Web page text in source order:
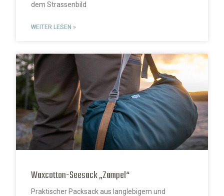
dem Strassenbild
WEITER LESEN »
Waxcotton-Seesack „Zampel“
Praktischer Packsack aus langlebigem und